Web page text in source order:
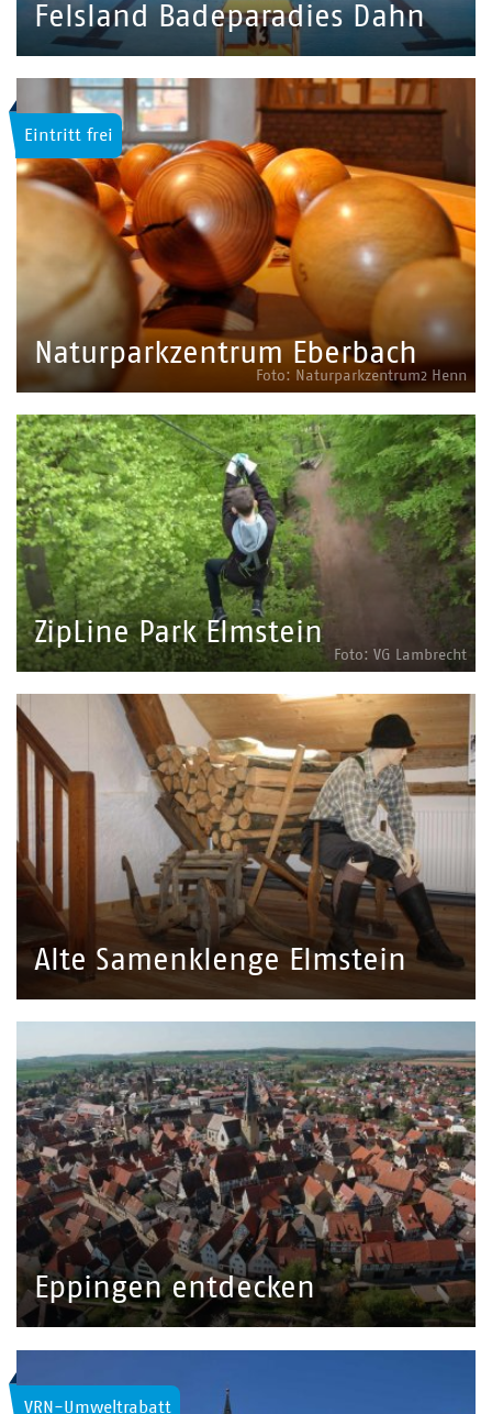
Felsland Badeparadies Dahn
Eintritt frei
Naturparkzentrum Eberbach
Foto: Naturparkzentrum2 Henn
ZipLine Park Elmstein
Foto: VG Lambrecht
Alte Samenklenge Elmstein
Eppingen entdecken
VRN-Umweltrabatt